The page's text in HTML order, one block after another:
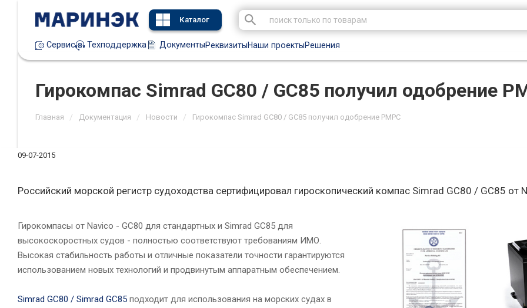
Каталог
Сервис Техподдержка ДокументыРеквизитыНаши проектыРешения
Гирокомпас Simrad GC80 / GC85 получил одобрение
Главная / Документация / Новости / Гирокомпас Simrad GC80 / GC85 получил одобрение РМРС
09-07-2015
Российский морской регистр судоходства сертифицировал гироскопический компас Simrad GC80 / GC85 от
Гирокомпасы от Navico - GC80 для стандартных и Simrad GC85 для
высокоскоростных судов - полностью соответствуют требованиям ИМО.
Высокая стабильность работы и отличные показатели точности гарантируются
использованием новых технологий и продвинутым аппаратным обеспечением.
Simrad GC80 / Simrad GC85 подходит для использования на морских судах в